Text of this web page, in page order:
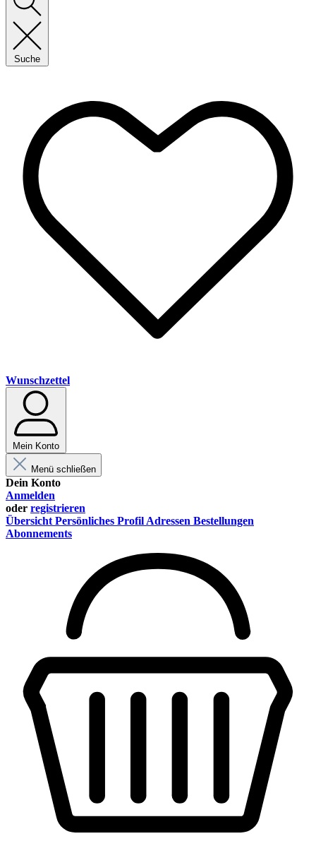
Suche
Wunschzettel
Mein Konto
Menü schließen
Dein Konto
Anmelden
oder registrieren
Übersicht Persönliches Profil Adressen Bestellungen
Abonnements